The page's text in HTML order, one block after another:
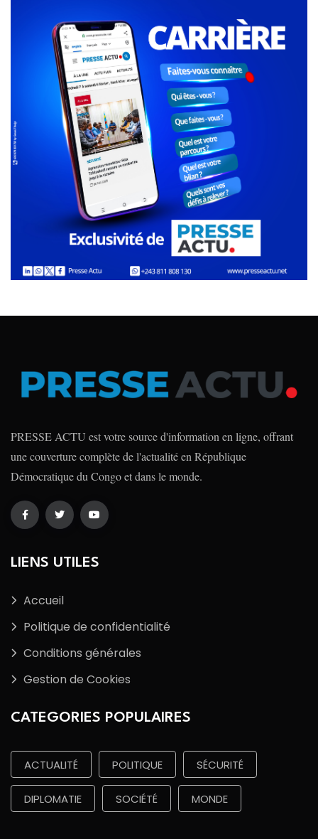
PRESSE ACTU est votre source d'information en ligne, offrant
une couverture complète de l'actualité en République
Démocratique du Congo et dans le monde.
LIENS UTILES
Accueil
Politique de confidentialité
Conditions générales
Gestion de Cookies
CATEGORIES POPULAIRES
ACTUALITÉ POLITIQUE SÉCURITÉ
DIPLOMATIE SOCIÉTÉ MONDE